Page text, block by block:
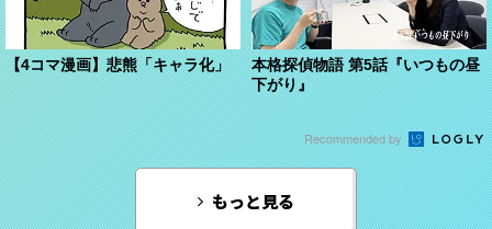
【4コマ漫画】悲熊「キャラ化」
本格探偵物語 第5話『いつもの昼
下がり』
Recommended by
もっと見る